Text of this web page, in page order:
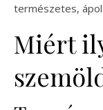
természetes,
Miért